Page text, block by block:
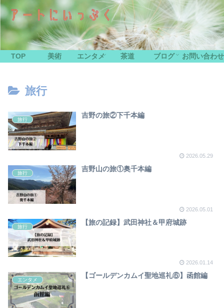
TOP 美術 エンタメ 茶道 ブログ お問い合わせ
旅行
旅行
吉野の旅②下千本編
2026.05.29
旅行
吉野山の旅①奥千本編
2026.05.01
旅行
【旅の記録】武田神社＆甲府城跡
2026.01.14
エンタメ
【ゴールデンカムイ聖地巡礼⑥】函館編